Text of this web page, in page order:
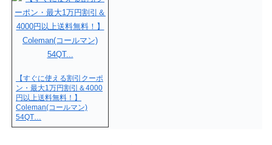
【すぐに使える割引クーポ
ン・最大1万円割引＆4000
円以上送料無料！】
Coleman(コールマン)
54QT…